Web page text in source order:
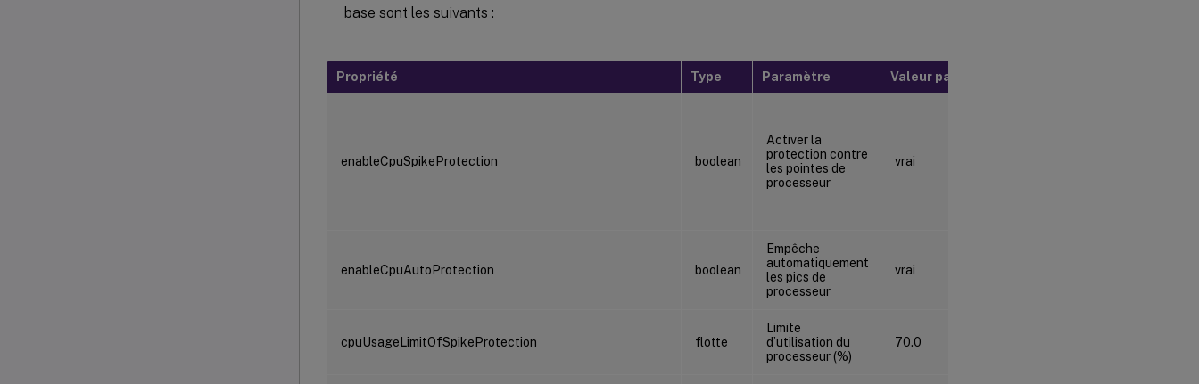
base sont les suivants :
Propriété Type Paramètre Valeur par défaut
enableCpuSpikeProtection boolean
Activer la
protection contre
les pointes de
processeur
vrai
enableCpuAutoProtection boolean
Empêche
automatiquement
les pics de
processeur
vrai
cpuUsageLimitOfSpikeProtection flotte
Limite
d’utilisation du
processeur (%)
70.0